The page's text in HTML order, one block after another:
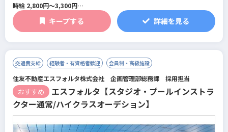
時給 2,800円～3,300円
レッスンが無い時間の時給は1,600円
レッスンがある時間はレッスン手当1,200円～1,700円が支給されます。
レッスン手当
・アシスタントコーチ1,200円
・メインコーチ1,700円
レッスンがある時間帯はレッスン手当と時給の両方が支給されます。
キープする 詳細を見る
交通費支給 経験者・有資格者歓迎 会員制・高級施設
住友不動産エスフォルタ株式会社 企画管理部総務課 採用担当
おすすめ
エスフォルタ【スタジオ・プールインストラ
クター通常/ハイクラスオーデション】